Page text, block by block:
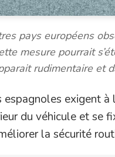
pays européens
mesure pourrait
rudimentaire et
espagnoles exigent
du véhicule et se
la sécurité